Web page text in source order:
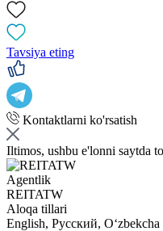
Tavsiya eting
Kontaktlarni ko'rsatish
Iltimos, ushbu e'lonni saytda
Agentlik
REITATW
Aloqa tillari
English, Русский, Oʻzbekcha